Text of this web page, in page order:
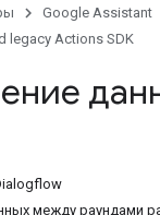
Google Assistant
legacy Actions SDK
между раундами